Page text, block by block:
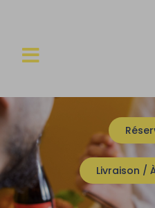
Livraison /